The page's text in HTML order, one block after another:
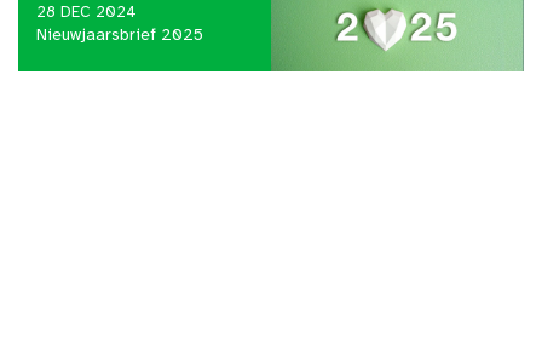
28 DEC 2024
Nieuwjaarsbrief 2025